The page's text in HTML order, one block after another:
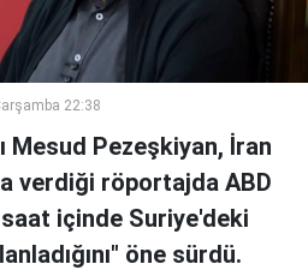
22:38
Mesud Pezeşkiyan, İran
verdiği röportajda ABD
içinde Suriye'deki
öne sürdü.